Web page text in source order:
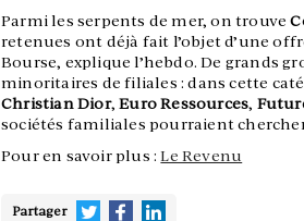
Parmi les serpents de mer, on trouve
retenues ont déjà fait l’objet d’une
Bourse, explique l’hebdo. De grands
minoritaires de filiales : dans cette
Christian Dior,Euro Ressources,
sociétés familiales pourraient
Pour en savoir plus :Le Revenu
Partager